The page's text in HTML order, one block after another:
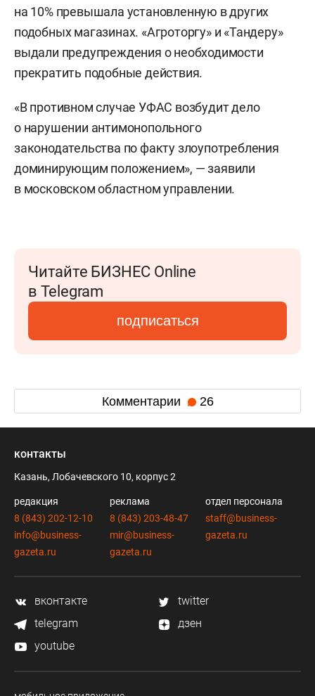
на 10% превышала установленную в других
подобных магазинах. «Агроторгу» и «Тандеру»
выдали предупреждения о необходимости
прекратить подобные действия.
«В противном случае УФАС возбудит дело
о нарушении антимонопольного
законодательства по факту злоупотребления
доминирующим положением», — заявили
в московском областном управлении.
Читайте БИЗНЕС Online
в Telegram
подписаться
Комментарии 26
контакты
Казань, Лобачевского 10, корпус 2
редакция
8 (843) 202-12-10
info@business-
gazeta.ru
реклама
8 (843) 203-48-47
mir@business-
gazeta.ru
отдел персонала
staff@business-
gazeta.ru
вконтакте
twitter
telegram
дзен
youtube